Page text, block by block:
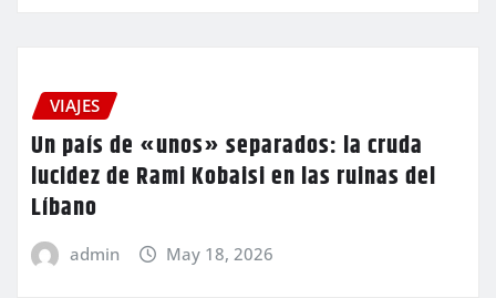
VIAJES
Un país de «unos» separados: la cruda
lucidez de Rami Kobaisi en las ruinas del
Líbano
admin May 18, 2026